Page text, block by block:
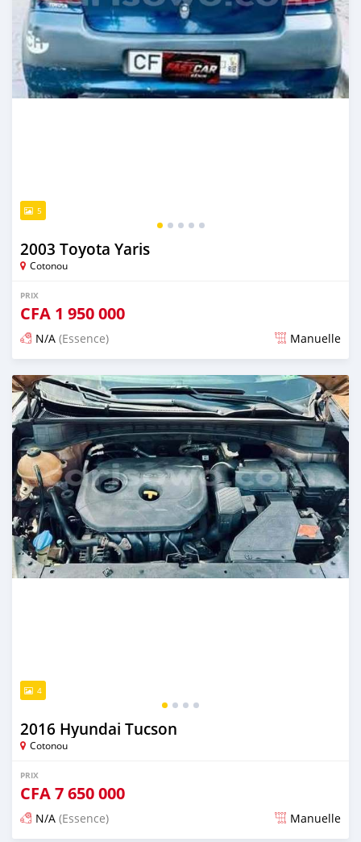
5
2003 Toyota Yaris
Cotonou
PRIX
CFA 1 950 000
N/A (Essence) Manuelle
Publié il y a 4 jours
4
2016 Hyundai Tucson
Cotonou
PRIX
CFA7 650 000
N/A (Essence) Manuelle